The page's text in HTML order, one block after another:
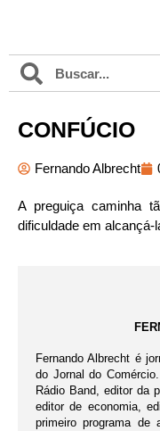
CONFÚCIO
Fernando Albrecht
A preguiça caminha
dificuldade em alcançá-
Fernando Albrecht é
do Jornal do
Rádio Band, editor da
editor de economia,
primeiro programa de